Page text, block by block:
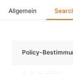
Allgemein
Policy-